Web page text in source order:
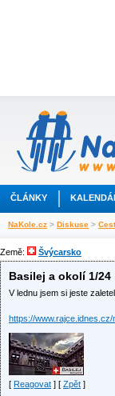
ČLÁNKY
NaKole.cz > Diskuse >
Země: Švýcarsko
Basilej a okolí 1/24
V lednu jsem si jeste
https://www.rajce.idnes.cz/
[ Reagovat ] [ Zpět ]